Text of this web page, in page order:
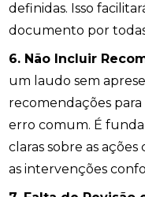
definidas. Isso
documento por
6. Não Incluir
um laudo sem
recomendações
erro comum. É
claras sobre as
as intervenções